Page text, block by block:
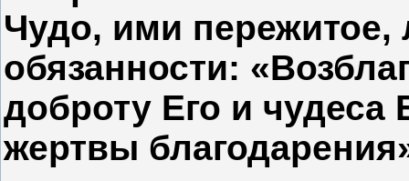
Чудо, ими пережитое,
обязанности:
доброту Его и чудеса
жертвы